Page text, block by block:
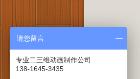
请您留言
专业二三维动画制作公司
138-1645-3435